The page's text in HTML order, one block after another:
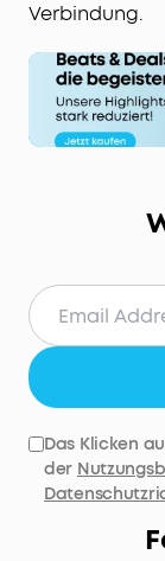
Verbindung.
Das Klicken
der